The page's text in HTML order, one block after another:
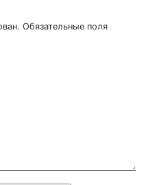
Обязательные поля